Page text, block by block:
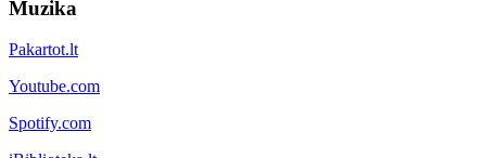
Muzika
Pakartot.lt
Youtube.com
Spotify.com